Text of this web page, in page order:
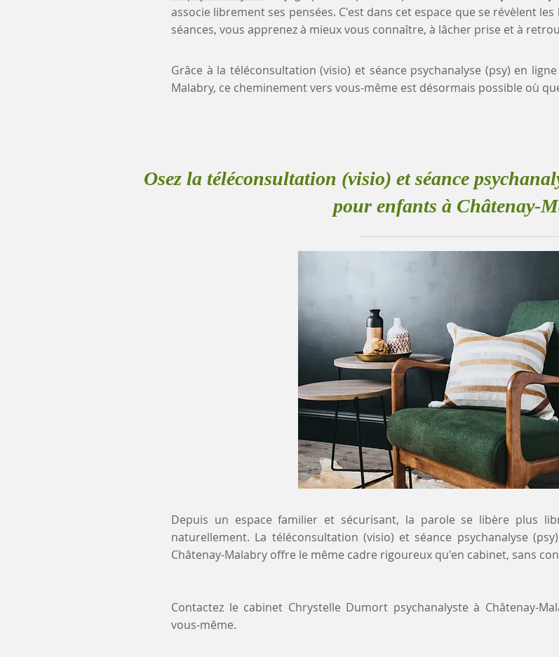
associe librement ses pensées. C'est dans cet espace que se révèlent
séances, vous apprenez à mieux vous connaître, à lâcher prise et à
Grâce à la téléconsultation (visio) et séance psychanalyse (psy) en
Malabry, ce cheminement vers vous-même est désormais possible où
Osez la téléconsultation (visio) et séance
pour enfants à Châtenay-
Depuis un espace familier et sécurisant, la parole se libère plus
naturellement. La téléconsultation (visio) et séance psychanalyse
Châtenay-Malabry offre le même cadre rigoureux qu'en cabinet, sans
Contactez le cabinet Chrystelle Dumort psychanalyste à Châtenay-
vous-même.